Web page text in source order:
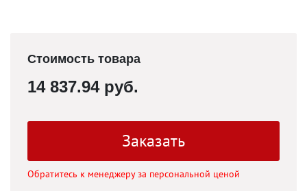
Стоимость товара
14 837.94 руб.
Заказать
Обратитесь к менеджеру за персональной ценой